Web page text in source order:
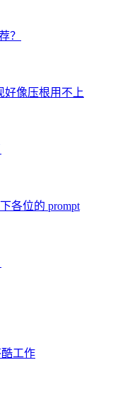
？
好像压根用不上
各位的 prompt
酷工作